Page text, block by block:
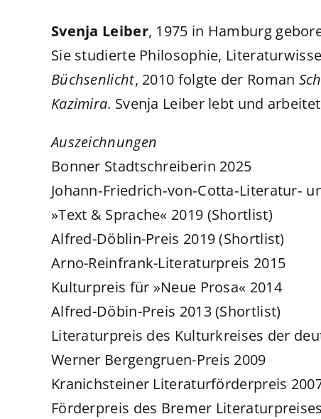
Svenja Leiber, 1975 in Hamburg
Sie studierte Philosophie,
Büchsenlicht, 2010 folgte der Roman
Kazimira. Svenja Leiber lebt und
Auszeichnungen
Bonner Stadtschreiberin 2025
Johann‐Friedrich‐von‐Cotta‐Literatur‐
»Text & Sprache« 2019 (Shortlist)
Alfred-Döblin-Preis 2019 (Shortlist)
Arno-Reinfrank-Literaturpreis 2015
Kulturpreis für »Neue Prosa« 2014
Alfred-Döbin-Preis 2013 (Shortlist)
Literaturpreis des Kulturkreises der
Werner Bergengruen-Preis 2009
Kranichsteiner Literaturförderpreis
Förderpreis des Bremer